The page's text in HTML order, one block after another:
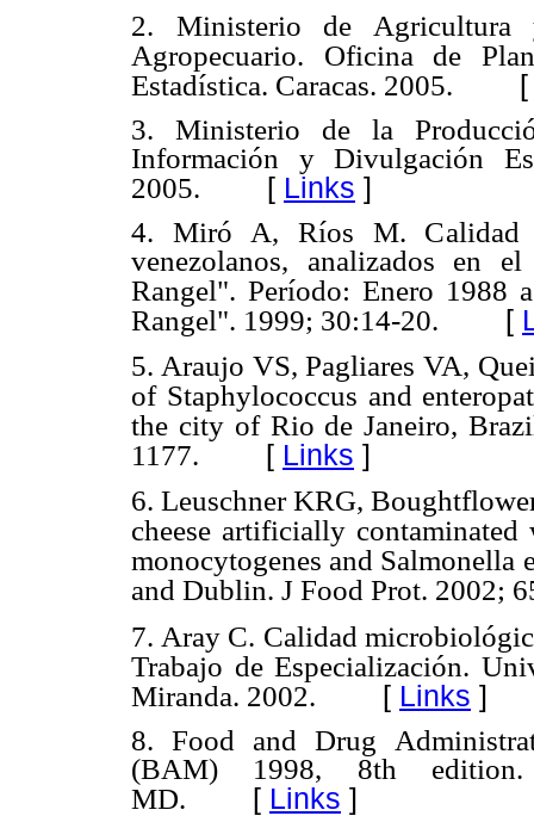
2. Ministerio de Agricultura
Agropecuario. Oficina de
Estadística. Caracas. 2005.
3. Ministerio de la
Información y Divulgación
2005. [ Links ]
4. Miró A, Ríos M. Calidad
venezolanos, analizados en
Rangel". Período: Enero 1988
Rangel". 1999; 30:14-20. [
5. Araujo VS, Pagliares VA,
of Staphylococcus and
the city of Rio de Janeiro,
1177. [ Links ]
6. Leuschner KRG,
cheese artificially
monocytogenes and Salmonella
and Dublin. J Food Prot. 2002;
7. Aray C. Calidad
Trabajo de Especialización.
Miranda. 2002. [ Links ]
8. Food and Drug
(BAM) 1998, 8th edition.
MD. [ Links ]